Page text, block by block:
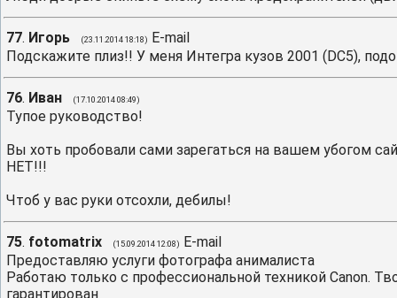
77. Игорь (23.11.2014 18:18) E-mail
Подскажите плиз!! У меня Интегра кузов 2001 (DC5),
76. Иван (17.10.2014 08:49)
Тупое руководство!
Вы хоть пробовали сами зарегаться на вашем убогом
НЕТ!!!
Чтоб у вас руки отсохли, дебилы!
75. fotomatrix (15.09.2014 12:08) E-mail
Предоставляю услуги фотографа анималиста
Работаю только с профессиональной техникой Canon.
гарантирован